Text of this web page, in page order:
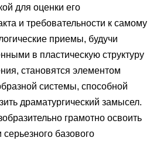
для оценки его
и требовательности к самому
приемы, будучи
в пластическую структуру
становятся элементом
системы, способной
драматургический замысел.
грамотно освоить
базового